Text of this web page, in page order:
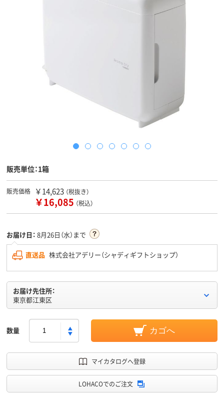
販売単位：1箱
販売価格 ￥14,623 （税抜き）
￥16,085 （税込）
お届け日： 8月26日（水）まで
直送品 株式会社アデリー（シャディギフトショップ）
お届け先住所：
東京都江東区
数量 カゴへ
マイカタログへ登録
LOHACOでのご注文